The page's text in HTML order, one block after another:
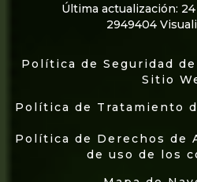
Última actualización:
2949404
Política de Seguridad
Sitio
Política de Tratamiento
Política de Derechos de
de uso de los